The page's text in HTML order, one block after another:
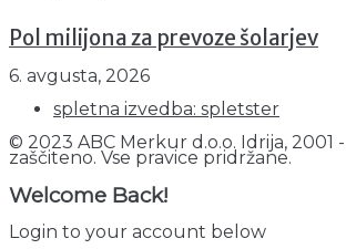
Pol milijona za prevoze šolarjev
6. avgusta, 2026
spletna izvedba: spletster
© 2023 ABC Merkur d.o.o. Idrija, 2001
zaščiteno. Vse pravice pridržane.
Welcome Back!
Login to your account below